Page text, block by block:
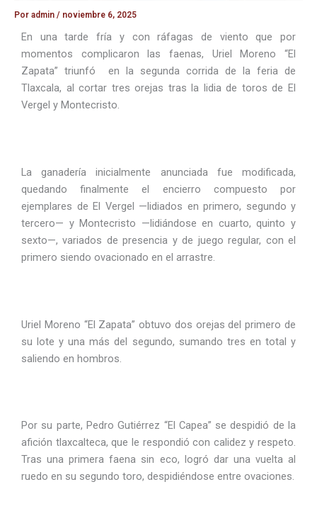
Por admin / noviembre 6, 2025
En una tarde fría y con ráfagas de viento que por
momentos complicaron las faenas, Uriel Moreno “El
Zapata” triunfó en la segunda corrida de la feria de
Tlaxcala, al cortar tres orejas tras la lidia de toros de El
Vergel y Montecristo.
La ganadería inicialmente anunciada fue modificada,
quedando finalmente el encierro compuesto por
ejemplares de El Vergel —lidiados en primero, segundo y
tercero— y Montecristo —lidiándose en cuarto, quinto y
sexto—, variados de presencia y de juego regular, con el
primero siendo ovacionado en el arrastre.
Uriel Moreno “El Zapata” obtuvo dos orejas del primero de
su lote y una más del segundo, sumando tres en total y
saliendo en hombros.
Por su parte, Pedro Gutiérrez “El Capea” se despidió de la
afición tlaxcalteca, que le respondió con calidez y respeto.
Tras una primera faena sin eco, logró dar una vuelta al
ruedo en su segundo toro, despidiéndose entre ovaciones.